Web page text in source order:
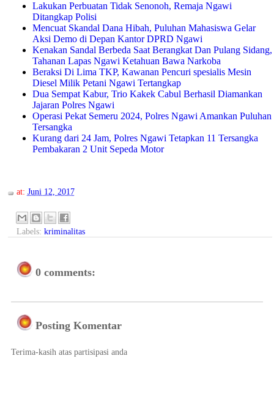
Lakukan Perbuatan Tidak Senonoh, Remaja Ngawi
Ditangkap Polisi
Mencuat Skandal Dana Hibah, Puluhan Mahasiswa Gelar
Aksi Demo di Depan Kantor DPRD Ngawi
Kenakan Sandal Berbeda Saat Berangkat Dan Pulang Sidang,
Tahanan Lapas Ngawi Ketahuan Bawa Narkoba
Beraksi Di Lima TKP, Kawanan Pencuri spesialis Mesin
Diesel Milik Petani Ngawi Tertangkap
Dua Sempat Kabur, Trio Kakek Cabul Berhasil Diamankan
Jajaran Polres Ngawi
Operasi Pekat Semeru 2024, Polres Ngawi Amankan Puluhan
Tersangka
Kurang dari 24 Jam, Polres Ngawi Tetapkan 11 Tersangka
Pembakaran 2 Unit Sepeda Motor
at: Juni 12, 2017
Labels: kriminalitas
0 comments:
Posting Komentar
Terima-kasih atas partisipasi anda